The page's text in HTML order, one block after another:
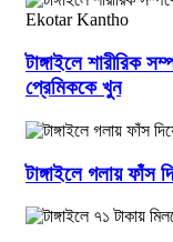
টাঙ্গাইলে শারীরিক
প্রেমিককে খুন
টাঙ্গাইলে গলায় ফাঁস